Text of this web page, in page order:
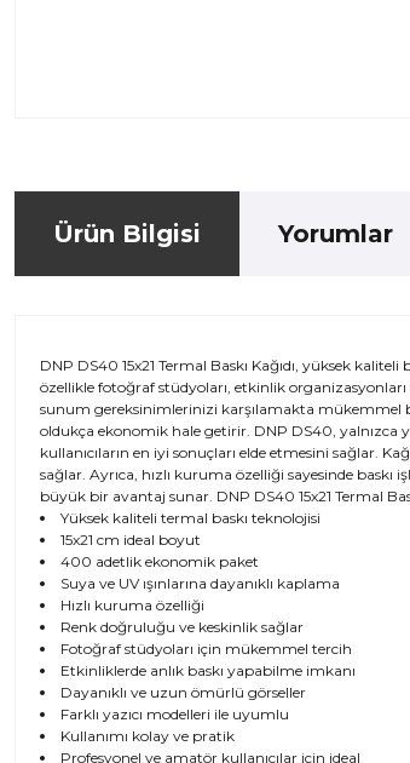
Ürün Bilgisi Yorumlar
DNP DS40 15x21 Termal Baskı Kağıdı, yüksek
özellikle fotoğraf stüdyoları, etkinlik
sunum gereksinimlerinizi karşılamakta mükemmel
oldukça ekonomik hale getirir. DNP DS40, yalnızca
kullanıcıların en iyi sonuçları elde etmesini sağlar.
sağlar. Ayrıca, hızlı kuruma özelliği sayesinde
büyük bir avantaj sunar. DNP DS40 15x21 Termal
Yüksek kaliteli termal baskı teknolojisi
15x21 cm ideal boyut
400 adetlik ekonomik paket
Suya ve UV ışınlarına dayanıklı kaplama
Hızlı kuruma özelliği
Renk doğruluğu ve keskinlik sağlar
Fotoğraf stüdyoları için mükemmel tercih
Etkinliklerde anlık baskı yapabilme imkanı
Dayanıklı ve uzun ömürlü görseller
Farklı yazıcı modelleri ile uyumlu
Kullanımı kolay ve pratik
Profesyonel ve amatör kullanıcılar için ideal